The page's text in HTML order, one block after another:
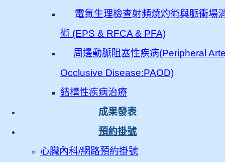
電氣生理檢查射頻燒灼術與脈衝場
術 (EPS & RFCA & PFA)
周邊動脈阻塞性疾病(Peripheral
Occlusive Disease:PAOD)
結構性疾病治療
成果發表
預約掛號
心臟內科/網路預約掛號